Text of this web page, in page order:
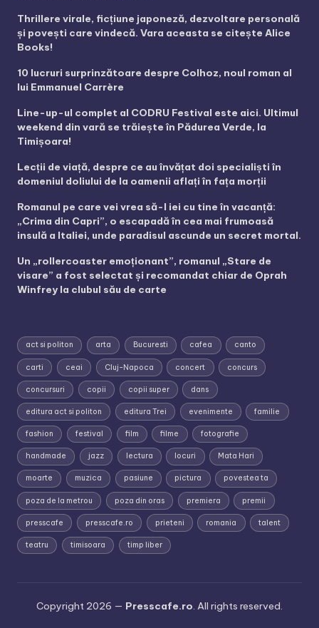
Thrillere virale, ficțiune japoneză, dezvoltare personală
și povești care vindecă. Vara aceasta se citește Alice
Books!
10 lucruri surprinzătoare despre Colhoz, noul roman al
lui Emmanuel Carrère
Line-up-ul complet al CODRU Festival este aici. Ultimul
weekend din vară se trăiește în Pădurea Verde, la
Timișoara!
Lecții de viață, despre ce au învățat doi specialiști în
domeniul doliului de la oamenii aflați în fața morții
Romanul pe care vei vrea să-l iei cu tine în vacanță:
„Crima din Capri”, o escapadă în cea mai frumoasă
insulă a Italiei, unde paradisul ascunde un secret mortal.
Un „rollercoaster emoționant”, romanul „Stare de
visare” a fost selectat și recomandat chiar de Oprah
Winfrey la clubul său de carte
act si politon arta Bucuresti cafea canto
carti ceai Cluj-Napoca concert concurs
concursuri copii copii super dans
editura act si politon editura Trei evenimente familie
fashion festival film filme fotografie
handmade jazz lectura locuri Mata Hari
moarte muzica pasiune pictura povestea ta
poza de la metrou poza din oras premiera premii
presscafe presscafe.ro prieteni romania talent
teatru timisoara timp liber
Copyright 2026 — Presscafe.ro. All rights reserved.